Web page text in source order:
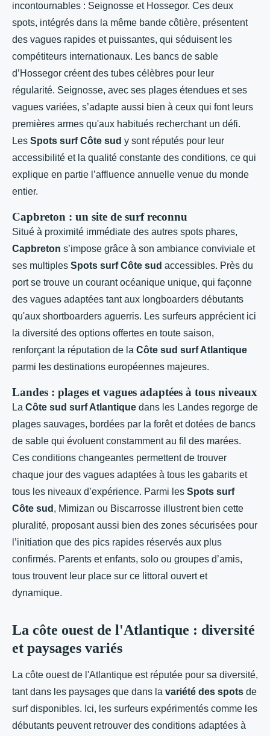
incontournables : Seignosse et Hossegor. Ces deux
spots, intégrés dans la même bande côtière, présentent
des vagues rapides et puissantes, qui séduisent les
compétiteurs internationaux. Les bancs de sable
d’Hossegor créent des tubes célèbres pour leur
régularité. Seignosse, avec ses plages étendues et ses
vagues variées, s’adapte aussi bien à ceux qui font leurs
premières armes qu'aux habitués recherchant un défi.
Les Spots surf Côte sud y sont réputés pour leur
accessibilité et la qualité constante des conditions, ce qui
explique en partie l’affluence annuelle venue du monde
entier.
Capbreton : un site de surf reconnu
Situé à proximité immédiate des autres spots phares,
Capbreton s’impose grâce à son ambiance conviviale et
ses multiples Spots surf Côte sud accessibles. Près du
port se trouve un courant océanique unique, qui façonne
des vagues adaptées tant aux longboarders débutants
qu'aux shortboarders aguerris. Les surfeurs apprécient ici
la diversité des options offertes en toute saison,
renforçant la réputation de la Côte sud surf Atlantique
parmi les destinations européennes majeures.
Landes : plages et vagues adaptées à tous niveaux
La Côte sud surf Atlantique dans les Landes regorge de
plages sauvages, bordées par la forêt et dotées de bancs
de sable qui évoluent constamment au fil des marées.
Ces conditions changeantes permettent de trouver
chaque jour des vagues adaptées à tous les gabarits et
tous les niveaux d’expérience. Parmi les Spots surf
Côte sud , Mimizan ou Biscarrosse illustrent bien cette
pluralité, proposant aussi bien des zones sécurisées pour
l’initiation que des pics rapides réservés aux plus
confirmés. Parents et enfants, solo ou groupes d’amis,
tous trouvent leur place sur ce littoral ouvert et
dynamique.
La côte ouest de l'Atlantique : diversité
et paysages variés
La côte ouest de l'Atlantique est réputée pour sa diversité,
tant dans les paysages que dans la variété des spots de
surf disponibles. Ici, les surfeurs expérimentés comme les
débutants peuvent retrouver des conditions adaptées à